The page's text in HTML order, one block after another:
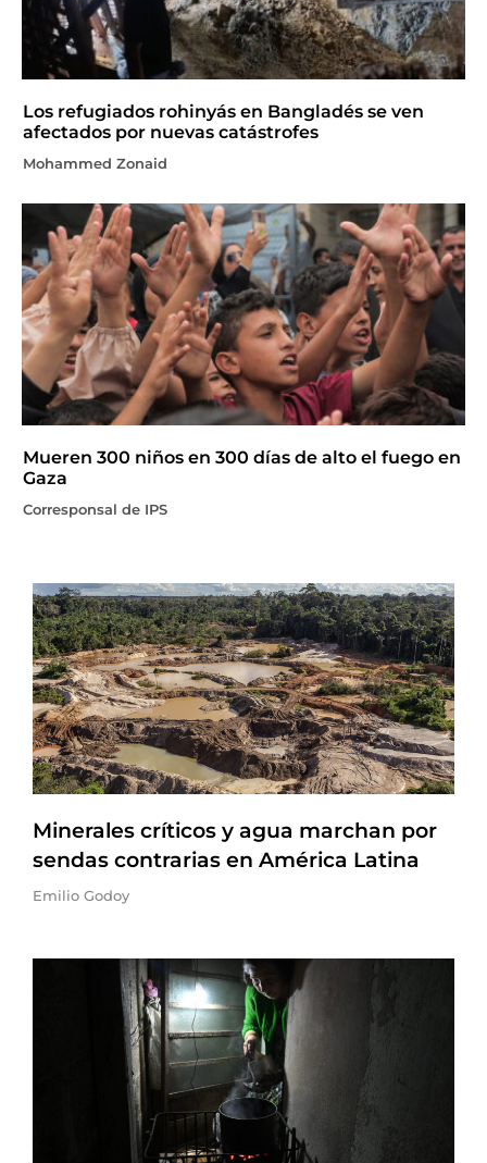
Los refugiados rohinyás en Bangladés se ven
afectados por nuevas catástrofes
Mohammed Zonaid
Mueren 300 niños en 300 días de alto el fuego en
Gaza
Corresponsal de IPS
Minerales críticos y agua marchan por
sendas contrarias en América Latina
Emilio Godoy